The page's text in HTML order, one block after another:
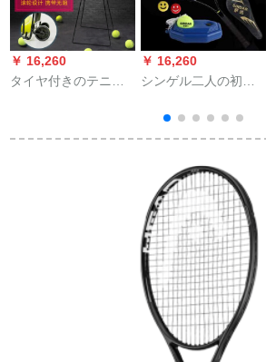
￥ 16,260
タイヤ付きのテニス
ット/枠/バスケットボ
￥ 16,260
シンゲル二人の初心
用一体ラッケトシン
グルは六北簡500科技
セットです。